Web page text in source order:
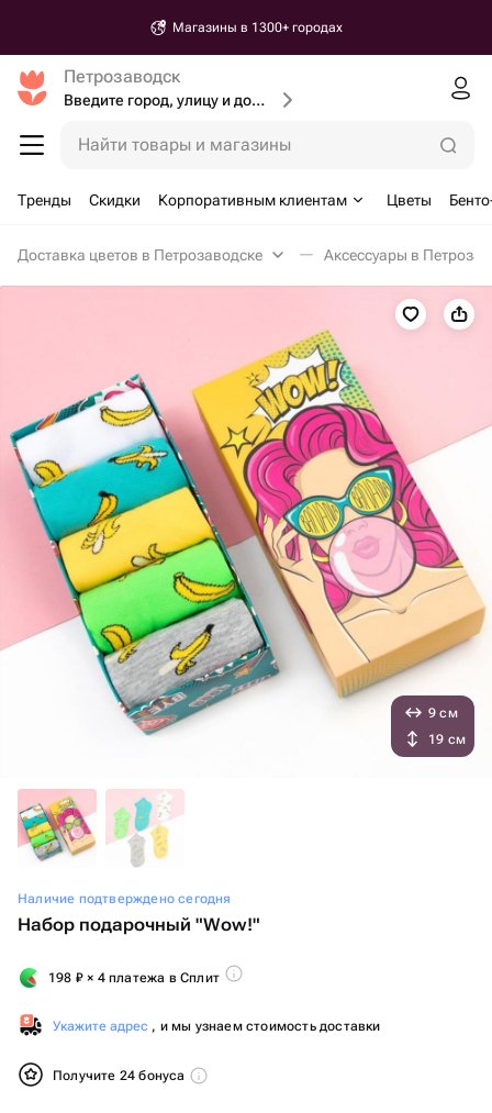
Магазины в 1300+ городах
Петрозаводск
Введите город, улицу и дом доставки
Найти товары и магазины
Тренды Скидки Корпоративным клиентам Цветы
Доставка цветов в Петрозаводске Аксессуары в
Наличие подтверждено сегодня
Набор подарочный "Wow!"
198 ₽ × 4 платежа в Сплит
Укажите адрес , и мы узнаем стоимость доставки
Получите 24 бонуса
9 см
19 см